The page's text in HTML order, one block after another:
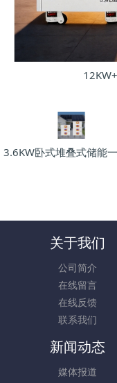
3.6KW卧式堆叠式储能
关于我们
公司简介
在线留言
在线反馈
联系我们
新闻动态
媒体报道